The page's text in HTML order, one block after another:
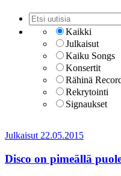
Kaikki
Julkaisut
Kaiku Songs
Konsertit
Rähinä
Rekrytointi
Signaukset
Julkaisut 22.05.2015
Disco on pimeällä